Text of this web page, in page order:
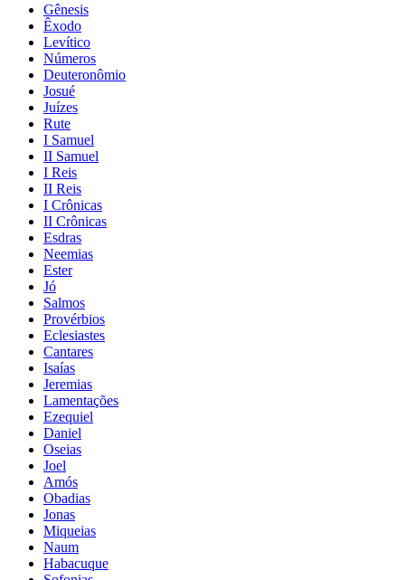
Gênesis
Êxodo
Levítico
Números
Deuteronômio
Josué
Juízes
Rute
I Samuel
II Samuel
I Reis
II Reis
I Crônicas
II Crônicas
Esdras
Neemias
Ester
Jó
Salmos
Provérbios
Eclesiastes
Cantares
Isaías
Jeremias
Lamentações
Ezequiel
Daniel
Oseias
Joel
Amós
Obadias
Jonas
Miqueias
Naum
Habacuque